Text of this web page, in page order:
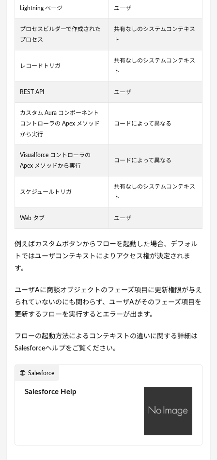
Lightning ページ ユーザ
プロセスビルダーで作成された
プロセス
共有なしのシステムコンテキス
ト
レコードトリガ
共有なしのシステムコンテキス
ト
REST API ユーザ
カスタム Aura コンポーネント
コントローラの Apex メソッド
から実行
コードによって異なる
Visualforce コントローラの
Apex メソッドから実行
コードによって異なる
スケジュールトリガ
共有なしのシステムコンテキス
ト
Web タブ ユーザ
例えばカスタムボタンからフローを起動した場合、デフォル
トではユーザコンテキストによりアクセス権が決定されま
す。
ユーザAに商談オブジェクトのフェーズ項目に更新権限が与え
られていないのにも関わらず、ユーザAがそのフェーズ項目を
更新するフローを実行するとエラーが出ます。
フローの起動方法によるコンテキストの違いに関する詳細は
Salesforceヘルプをご覧ください。
Salesforce
Salesforce Help